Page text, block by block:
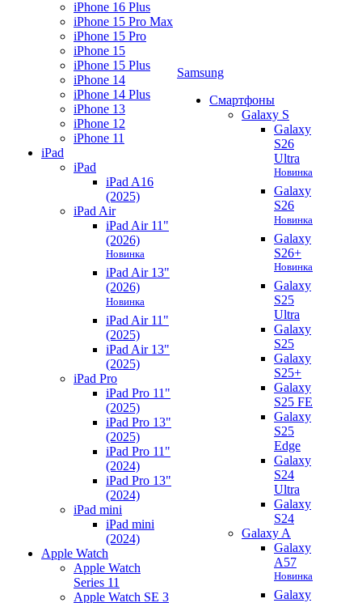
iPhone 16 Plus
iPhone 15 Pro Max
iPhone 15 Pro
iPhone 15
iPhone 15 Plus
iPhone 14
iPhone 14 Plus
iPhone 13
iPhone 12
iPhone 11
iPad
iPad
iPad A16
(2025)
iPad Air
iPad Air 11"
(2026)
Новинка
iPad Air 13"
(2026)
Новинка
iPad Air 11"
(2025)
iPad Air 13"
(2025)
iPad Pro
iPad Pro 11"
(2025)
iPad Pro 13"
(2025)
iPad Pro 11"
(2024)
iPad Pro 13"
(2024)
iPad mini
iPad mini
(2024)
Apple Watch
Apple Watch
Series 11
Apple Watch SE 3
Samsung
Смартфоны
Galaxy S
Galaxy
S26
Ultra
Новинка
Galaxy
S26
Новинка
Galaxy
S26+
Новинка
Galaxy
S25
Ultra
Galaxy
S25
Galaxy
S25+
Galaxy
S25 FE
Galaxy
S25
Edge
Galaxy
S24
Ultra
Galaxy
S24
Galaxy A
Galaxy
A57
Новинка
Galaxy